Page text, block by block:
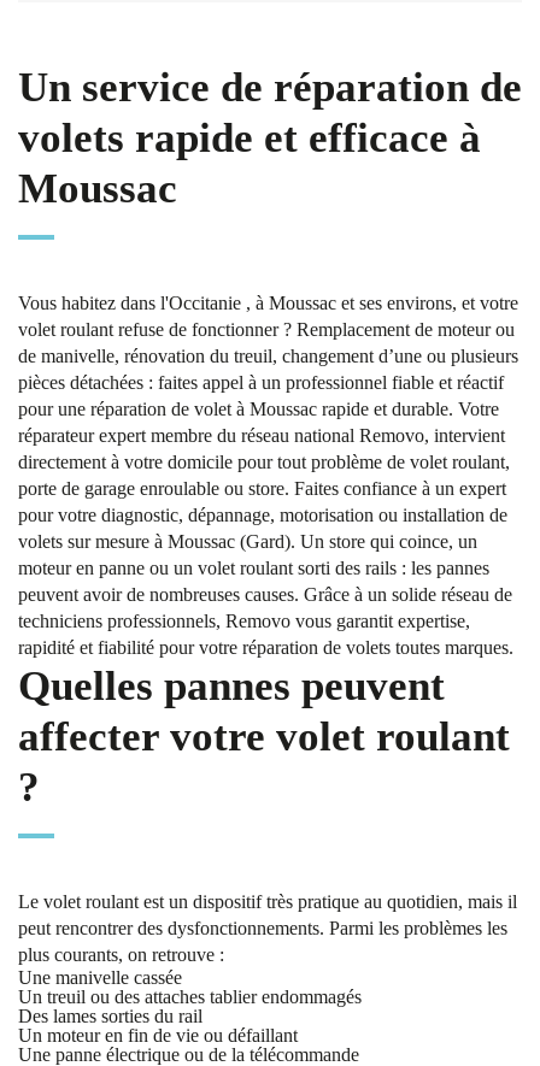
Un service de réparation de
volets rapide et efficace à
Moussac
Vous habitez dans l'Occitanie , à Moussac et ses environs, et votre
volet roulant refuse de fonctionner ? Remplacement de moteur ou
de manivelle, rénovation du treuil, changement d’une ou plusieurs
pièces détachées : faites appel à un professionnel fiable et réactif
pour une réparation de volet à Moussac rapide et durable. Votre
réparateur expert membre du réseau national Removo, intervient
directement à votre domicile pour tout problème de volet roulant,
porte de garage enroulable ou store. Faites confiance à un expert
pour votre diagnostic, dépannage, motorisation ou installation de
volets sur mesure à Moussac (Gard). Un store qui coince, un
moteur en panne ou un volet roulant sorti des rails : les pannes
peuvent avoir de nombreuses causes. Grâce à un solide réseau de
techniciens professionnels, Removo vous garantit expertise,
rapidité et fiabilité pour votre réparation de volets toutes marques.
Quelles pannes peuvent
affecter votre volet roulant
?
Le volet roulant est un dispositif très pratique au quotidien, mais il
peut rencontrer des dysfonctionnements. Parmi les problèmes les
plus courants, on retrouve :
Une manivelle cassée
Un treuil ou des attaches tablier endommagés
Des lames sorties du rail
Un moteur en fin de vie ou défaillant
Une panne électrique ou de la télécommande